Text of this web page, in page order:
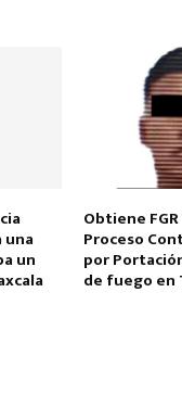
un
Obtiene
Proceso
por
de fuego en